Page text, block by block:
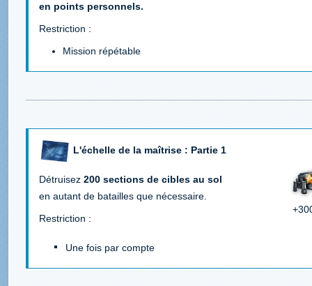
en points personnels.
Restriction :
Mission répétable
L'échelle de la maîtrise : Partie 1
Détruisez 200 sections de cibles au sol
en autant de batailles que nécessaire.
Restriction :
Une fois par compte